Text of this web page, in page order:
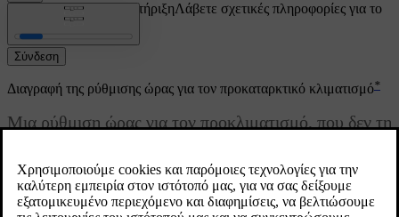
Προσαρμοσμένη υποστήριξηΛάβετε σχετικές πληροφορίες για το
δικό σας αυτοκίνητο.
Σύνδεση
Ενημερώθηκε 19/10/2021
Διαγραφή της ρύθμισης ώρας για τον προκαταρκτικό κλιματισμό*
Μια ρύθμιση ώρας για τον προκλιματισμό, που δεν τη